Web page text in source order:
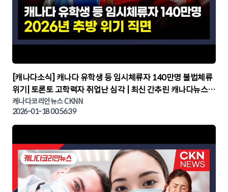
▶
[캐나다소식] 캐나다 유학생 등 임시체류자 140만명 불법체류
위기| 토론토 고학력자 취업난 심각 | 최신 간추린 캐나다뉴스 |
CKNNEWS, 캐나다코리안뉴스
캐나다코리안뉴스 CKNN
2026-01-18 00:56:39